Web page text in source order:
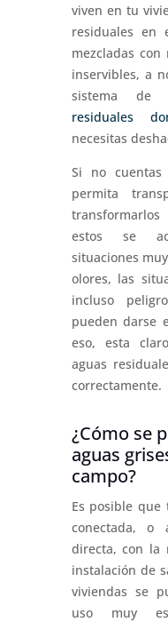
viven en tu
residuales en
mezcladas
inservibles, a
sistema
residuales
necesitas
Si no
permita
estos se
situaciones
olores, las
incluso
pueden darse
eso, esta
aguas
correctamente.
¿Cómo se
aguas
campo?
Es posible que
conectada,
directa, con la
instalación de
viviendas se
uso muy